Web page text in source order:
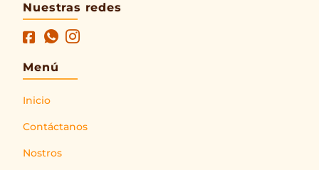
Nuestras redes
Menú
Inicio
Contáctanos
Nostros